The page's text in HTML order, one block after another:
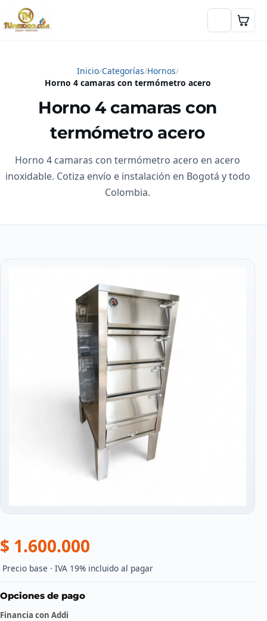
Inicio Categorías Hornos
Horno 4 camaras con termómetro acero
Horno 4 camaras con
termómetro acero
Horno 4 camaras con termómetro acero en acero
inoxidable. Cotiza envío e instalación en Bogotá y todo
Colombia.
$ 1.600.000
Precio base · IVA 19% incluido al pagar
Opciones de pago
Financia con Addi